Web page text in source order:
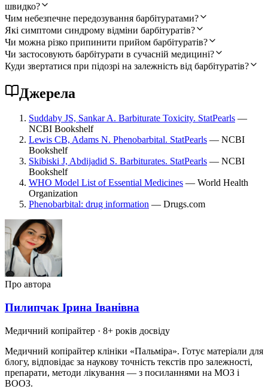
швидко?
Чим небезпечне передозування барбітуратами?
Які симптоми синдрому відміни барбітуратів?
Чи можна різко припинити прийом барбітуратів?
Чи застосовують барбітурати в сучасній медицині?
Куди звертатися при підозрі на залежність від барбітуратів?
Джерела
Suddaby JS, Sankar A. Barbiturate Toxicity. StatPearls —
NCBI Bookshelf
Lewis CB, Adams N. Phenobarbital. StatPearls — NCBI
Bookshelf
Skibiski J, Abdijadid S. Barbiturates. StatPearls — NCBI
Bookshelf
WHO Model List of Essential Medicines — World Health
Organization
Phenobarbital: drug information — Drugs.com
Про автора
Пилипчак Ірина Іванівна
Медичний копірайтер · 8+ років досвіду
Медичний копірайтер клініки «Пальміра». Готує матеріали для
блогу, відповідає за наукову точність текстів про залежності,
препарати, методи лікування — з посиланнями на МОЗ і
ВООЗ.